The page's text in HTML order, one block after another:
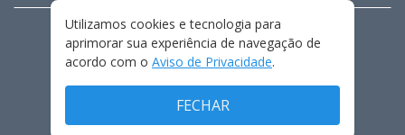
FALE CONOSCO
PRIVACIDADE
TERMOS E CONDIÇÕES DE USO
Utilizamos cookies e tecnologia para
aprimorar sua experiência de navegação de
acordo com o Aviso de Privacidade.
FECHAR